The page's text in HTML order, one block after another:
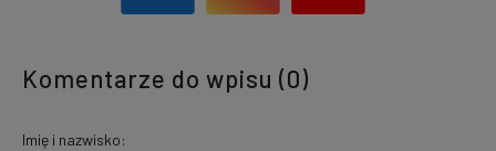
Komentarze do wpisu (0)
Imię i nazwisko: